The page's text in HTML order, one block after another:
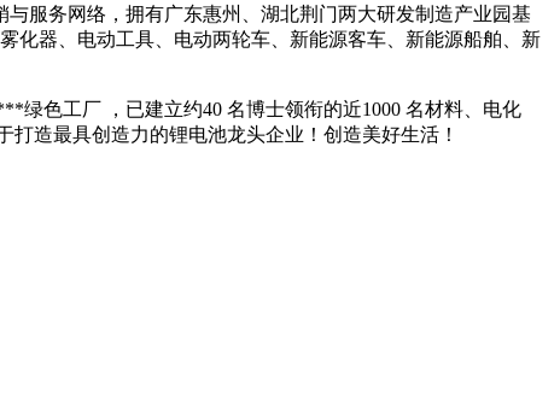
服务网络，拥有广东惠州、湖北荆门两大研发制造产业园基
化器、电动工具、电动两轮车、新能源客车、新能源船舶、新
色工厂 ，已建立约40 名博士领衔的近1000 名材料、电化
造最具创造力的锂电池龙头企业！创造美好生活！